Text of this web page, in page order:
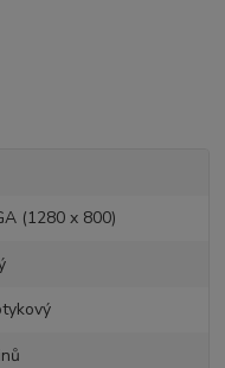
(1280 x 800)